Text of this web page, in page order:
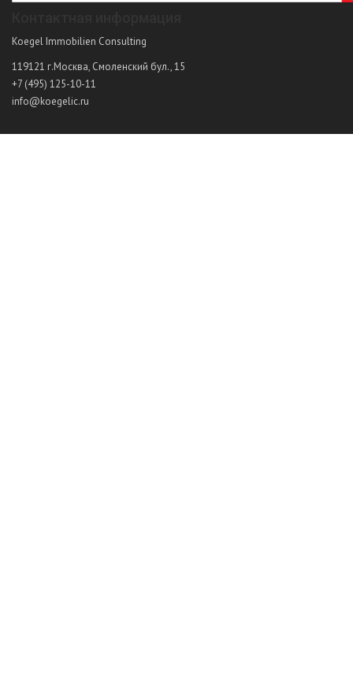
Koegel Immobilien Consulting
119121 г.Москва, Смоленский бул., 15
+7 (495) 125-10-11
info@koegelic.ru